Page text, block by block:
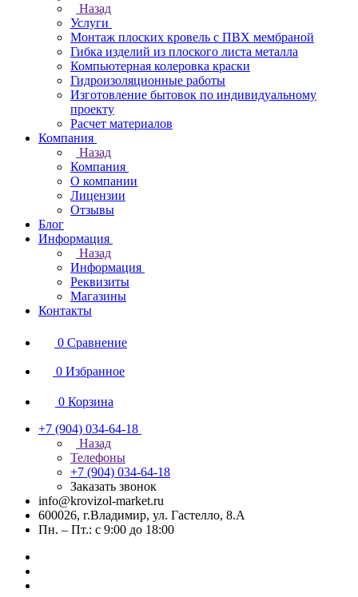
Назад
Услуги
Монтаж плоских кровель с ПВХ мембраной
Гибка изделий из плоского листа металла
Компьютерная колеровка краски
Гидроизоляционные работы
Изготовление бытовок по индивидуальному
проекту
Расчет материалов
Компания
Назад
Компания
О компании
Лицензии
Отзывы
Блог
Информация
Назад
Информация
Реквизиты
Магазины
Контакты
0 Сравнение
0 Избранное
0 Корзина
+7 (904) 034-64-18
Назад
Телефоны
+7 (904) 034-64-18
Заказать звонок
info@krovizol-market.ru
600026, г.Владимир, ул. Гастелло, 8.А
Пн. – Пт.: с 9:00 до 18:00